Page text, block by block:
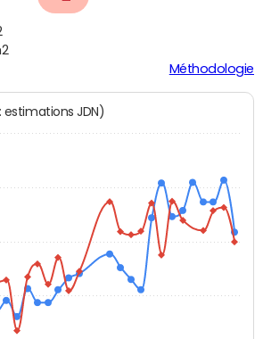
Méthodologie
: estimations JDN)